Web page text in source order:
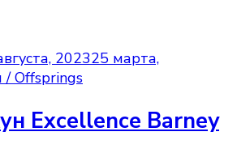
202325 марта,
/ Offsprings
Excellence Barney